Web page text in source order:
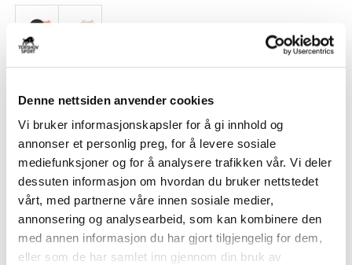
Denne nettsiden anvender cookies
Vi bruker informasjonskapsler for å gi innhold og
annonser et personlig preg, for å levere sosiale
mediefunksjoner og for å analysere trafikken vår. Vi deler
dessuten informasjon om hvordan du bruker nettstedet
vårt, med partnerne våre innen sosiale medier,
annonsering og analysearbeid, som kan kombinere den
med annen informasjon du har gjort tilgjengelig for dem,
eller som de har samlet inn gjennom din bruk av
Størrelsesguide
VELGSTØRRELSE
Navn
Motiv
LEGG I HANDLEKURV KLIKK & HENT